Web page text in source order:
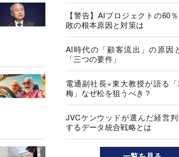
【警告】AIプロジェクトの60
敗の根本原因と対策は
AI時代の「顧客流出」の原因
「三つの要件」
電通副社長×東大教授が語る
梅」なぜ松を狙うべき？
JVCケンウッドが選んだ経営
するデータ統合戦略とは